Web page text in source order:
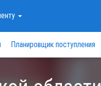
Планировщик поступления